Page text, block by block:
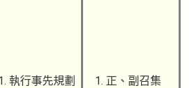
執行事先規劃
正、副召集